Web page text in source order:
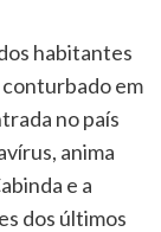
habitantes
conturbado em
no país
anima
e a
dos últimos